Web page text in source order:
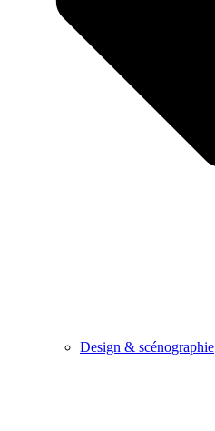
Design & scénographie